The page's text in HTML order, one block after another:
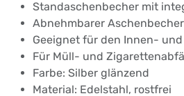
Standaschenbecher mit
Abnehmbarer
Geeignet für den Innen-
Für Müll- und
Farbe: Silber glänzend
Material: Edelstahl, rostfrei